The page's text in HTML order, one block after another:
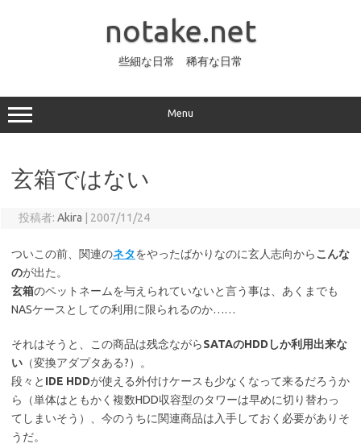
ッ
プ
notake.net
些細な日常 稀有な日常
Menu
玄箱ではない
投稿者: Akira 2007/11/24
ついこの前、関連のネタをやったばかりなのに玄人志向からこんな
のが出た。
玄箱のペットネームを与えられていないと言う事は、あくまでも
NASケースとしての利用に限られるのか……
それはそうと、この商品は残念ながらSATAのHDDしか利用出来な
い （変換アダプタある?）。
段々と IDE HDDが使える外付けケースも少なくなって来るだろうか
ら（単体はともかく複数HDD収容型のタワーは早めに切り替わっ
てしまいそう）、今のうちに関連商品は入手しておく必要がありそ
うだ。